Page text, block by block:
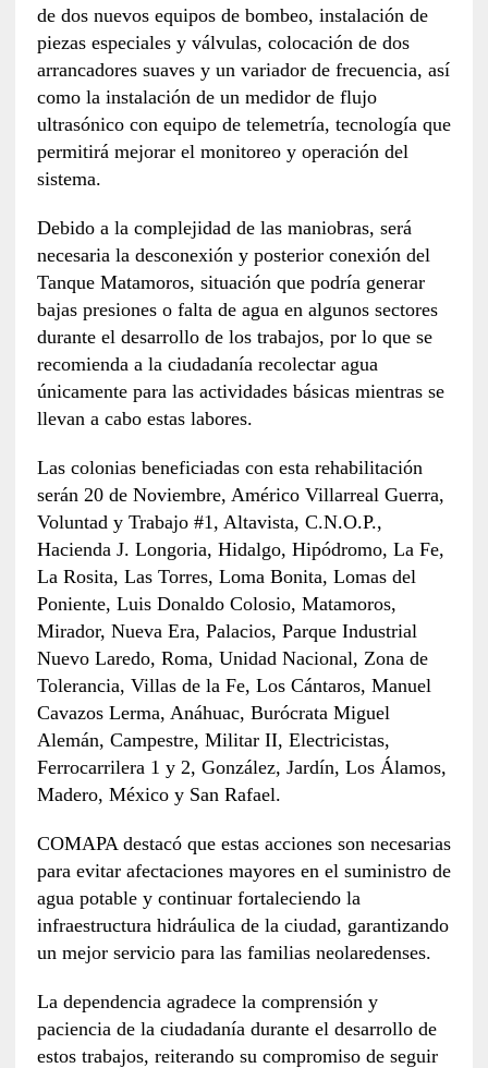
de dos nuevos equipos de bombeo, instalación de
piezas especiales y válvulas, colocación de dos
arrancadores suaves y un variador de frecuencia, así
como la instalación de un medidor de flujo
ultrasónico con equipo de telemetría, tecnología que
permitirá mejorar el monitoreo y operación del
sistema.
Debido a la complejidad de las maniobras, será
necesaria la desconexión y posterior conexión del
Tanque Matamoros, situación que podría generar
bajas presiones o falta de agua en algunos sectores
durante el desarrollo de los trabajos, por lo que se
recomienda a la ciudadanía recolectar agua
únicamente para las actividades básicas mientras se
llevan a cabo estas labores.
Las colonias beneficiadas con esta rehabilitación
serán 20 de Noviembre, Américo Villarreal Guerra,
Voluntad y Trabajo #1, Altavista, C.N.O.P.,
Hacienda J. Longoria, Hidalgo, Hipódromo, La Fe,
La Rosita, Las Torres, Loma Bonita, Lomas del
Poniente, Luis Donaldo Colosio, Matamoros,
Mirador, Nueva Era, Palacios, Parque Industrial
Nuevo Laredo, Roma, Unidad Nacional, Zona de
Tolerancia, Villas de la Fe, Los Cántaros, Manuel
Cavazos Lerma, Anáhuac, Burócrata Miguel
Alemán, Campestre, Militar II, Electricistas,
Ferrocarrilera 1 y 2, González, Jardín, Los Álamos,
Madero, México y San Rafael.
COMAPA destacó que estas acciones son necesarias
para evitar afectaciones mayores en el suministro de
agua potable y continuar fortaleciendo la
infraestructura hidráulica de la ciudad, garantizando
un mejor servicio para las familias neolaredenses.
La dependencia agradece la comprensión y
paciencia de la ciudadanía durante el desarrollo de
estos trabajos, reiterando su compromiso de seguir